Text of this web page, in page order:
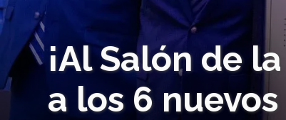
¡Al Salón de
a los 6